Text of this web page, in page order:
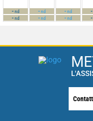
-nd
-nd
-nd
-nd
-nd
-nd
-
-